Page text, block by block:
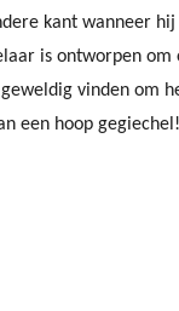
kant wanneer
is ontworpen
vinden om
een hoop gegiechel!